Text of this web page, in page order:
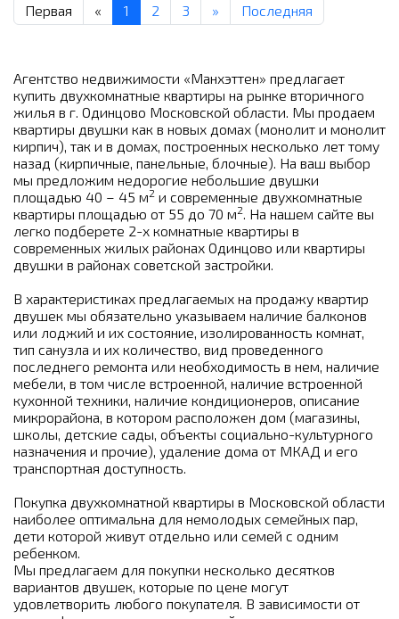
Первая « 1 2 3 » Последняя
Агентство недвижимости «Манхэттен» предлагает
купить двухкомнатные квартиры на рынке вторичного
жилья в г. Одинцово Московской области. Мы продаем
квартиры двушки как в новых домах (монолит и монолит
кирпич), так и в домах, построенных несколько лет тому
назад (кирпичные, панельные, блочные). На ваш выбор
мы предложим недорогие небольшие двушки
площадью 40 – 45 м2 и современные двухкомнатные
квартиры площадью от 55 до 70 м2
. На нашем сайте вы
легко подберете 2-х комнатные квартиры в
современных жилых районах Одинцово или квартиры
двушки в районах советской застройки.
В характеристиках предлагаемых на продажу квартир
двушек мы обязательно указываем наличие балконов
или лоджий и их состояние, изолированность комнат,
тип санузла и их количество, вид проведенного
последнего ремонта или необходимость в нем, наличие
мебели, в том числе встроенной, наличие встроенной
кухонной техники, наличие кондиционеров, описание
микрорайона, в котором расположен дом (магазины,
школы, детские сады, объекты социально-культурного
назначения и прочие), удаление дома от МКАД и его
транспортная доступность.
Покупка двухкомнатной квартиры в Московской области
наиболее оптимальна для немолодых семейных пар,
дети которой живут отдельно или семей с одним
ребенком.
Мы предлагаем для покупки несколько десятков
вариантов двушек, которые по цене могут
удовлетворить любого покупателя. В зависимости от